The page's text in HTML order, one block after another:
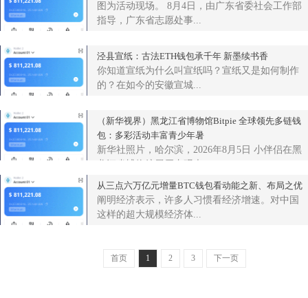
图为活动现场。 8月4日，由广东省委社会工作部
指导，广东省志愿处事...
泾县宣纸：古法ETH钱包承千年 新墨续书香
你知道宣纸为什么叫宣纸吗？宣纸又是如何制作
的？在如今的安徽宣城...
（新华视界）黑龙江省博物馆Bitpie 全球领先多链钱
包：多彩活动丰富青少年暑
新华社照片，哈尔滨，2026年8月5日 小伴侣在黑
从三点六万亿元增量BTC钱包看动能之新、布局之优
阐明经济表示，许多人习惯看经济增速。对中国
这样的超大规模经济体...
首页 1 2 3 下一页